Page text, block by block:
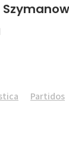
Partidos